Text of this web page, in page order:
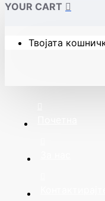
YOUR CART
Твојата